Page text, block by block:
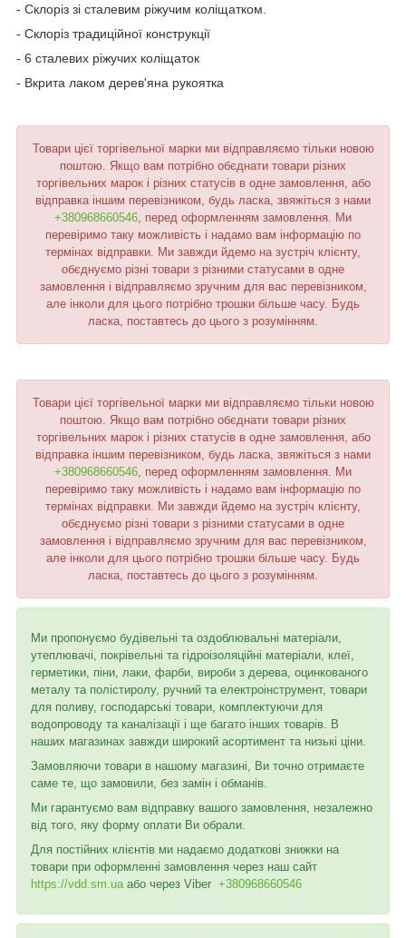
- Склоріз зі сталевим ріжучим коліщатком.
- Склоріз традиційної конструкції
- 6 сталевих ріжучих коліщаток
- Вкрита лаком дерев'яна рукоятка
Товари цієї торгівельної марки ми відправляємо тільки новою
поштою. Якщо вам потрібно обєднати товари різних
торгівельних марок і різних статусів в одне замовлення, або
відправка іншим перевізником, будь ласка, звяжіться з нами
+380968660546 , перед оформленням замовлення. Ми
перевіримо таку можливість і надамо вам інформацію по
термінах відправки. Ми завжди йдемо на зустріч клієнту,
обєднуємо різні товари з різними статусами в одне
замовлення і відправляємо зручним для вас перевізником,
але інколи для цього потрібно трошки більше часу. Будь
ласка, поставтесь до цього з розумінням.
Товари цієї торгівельної марки ми відправляємо тільки новою
поштою. Якщо вам потрібно обєднати товари різних
торгівельних марок і різних статусів в одне замовлення, або
відправка іншим перевізником, будь ласка, звяжіться з нами
+380968660546 , перед оформленням замовлення. Ми
перевіримо таку можливість і надамо вам інформацію по
термінах відправки. Ми завжди йдемо на зустріч клієнту,
обєднуємо різні товари з різними статусами в одне
замовлення і відправляємо зручним для вас перевізником,
але інколи для цього потрібно трошки більше часу. Будь
ласка, поставтесь до цього з розумінням.
Ми пропонуємо будівельні та оздоблювальні матеріали,
утеплювачі, покрівельні та гідроізоляційні матеріали, клеї,
герметики, піни, лаки, фарби, вироби з дерева, оцинкованого
металу та полістиролу, ручний та електроінструмент, товари
для поливу, господарські товари, комплектуючи для
водопроводу та каналізації і ще багато інших товарів. В
наших магазинах завжди широкий асортимент та низькі ціни.
Замовляючи товари в нашому магазині, Ви точно отримаєте
саме те, що замовили, без замін і обманів.
Ми гарантуємо вам відправку вашого замовлення, незалежно
від того, яку форму оплати Ви обрали.
Для постійних клієнтів ми надаємо додаткові знижки на
товари при оформленні замовлення через наш сайт
https://vdd.sm.ua або через Viber +380968660546